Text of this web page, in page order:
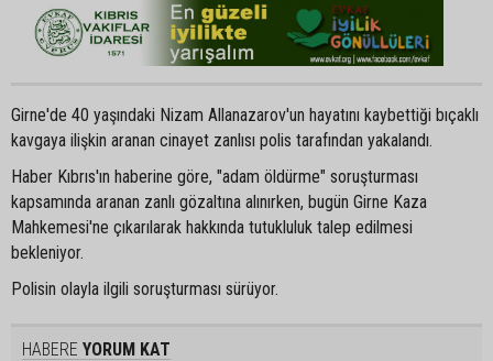
Girne'de 40 yaşındaki Nizam Allanazarov'un hayatını kaybettiği bıçaklı
kavgaya ilişkin aranan cinayet zanlısı polis tarafından yakalandı.
Haber Kıbrıs'ın haberine göre, "adam öldürme" soruşturması
kapsamında aranan zanlı gözaltına alınırken, bugün Girne Kaza
Mahkemesi'ne çıkarılarak hakkında tutukluluk talep edilmesi
bekleniyor.
Polisin olayla ilgili soruşturması sürüyor.
HABERE YORUM KAT